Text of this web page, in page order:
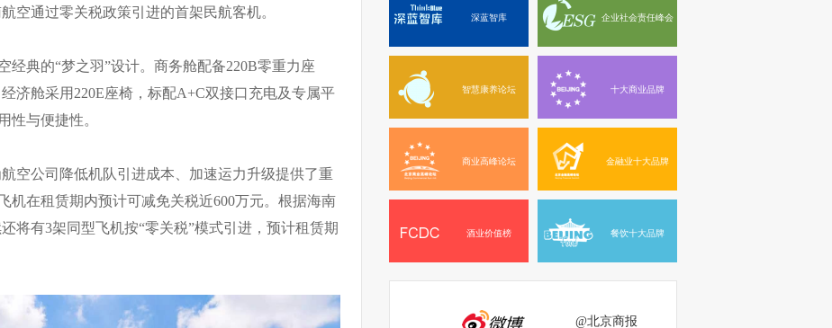
空通过零关税政策引进的首架民航客机。
经典的“梦之羽”设计。商务舱配备220B零重力座
济舱采用220E座椅，标配A+C双接口充电及专属平
性与便捷性。
空公司降低机队引进成本、加速运力升级提供了重
机在租赁期内预计可减免关税近600万元。根据海南
将有3架同型飞机按“零关税”模式引进，预计租赁期
深蓝智库 企业社会责任峰会
智慧康养论坛 十大商业品牌
商业高峰论坛 金融业十大品牌
酒业价值榜 餐饮十大品牌
@北京商报